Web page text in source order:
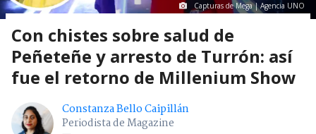
Capturas de Mega | Agencia UNO
Con chistes sobre salud de
Peñeteñe y arresto de Turrón: así
fue el retorno de Millenium Show
Constanza Bello Caipillán
Periodista de Magazine